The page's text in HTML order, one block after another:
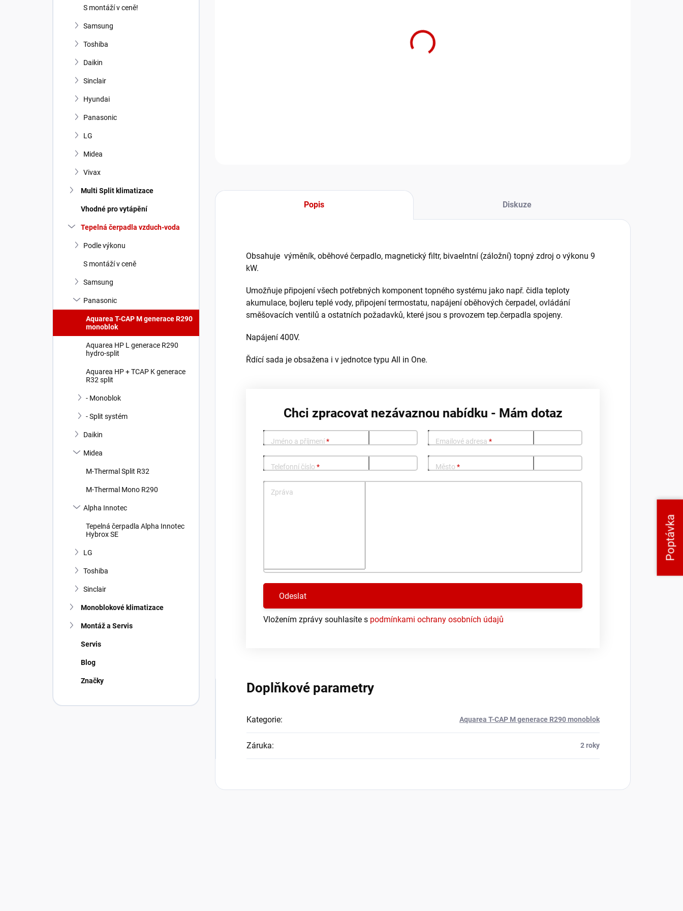
S montáží v ceně!
Samsung
Toshiba
Daikin
Sinclair
Hyundai
Panasonic
LG
Midea
Vivax
Multi Split klimatizace
Vhodné pro vytápění
Tepelná čerpadla vzduch-voda
Podle výkonu
S montáží v ceně
Samsung
Panasonic
Aquarea T-CAP M generace R290
monoblok
Aquarea HP L generace R290
hydro-split
Aquarea HP + TCAP K generace
R32 split
- Monoblok
- Split systém
Daikin
Midea
M-Thermal Split R32
M-Thermal Mono R290
Alpha Innotec
Tepelná čerpadla Alpha Innotec
Hybrox SE
LG
Toshiba
Sinclair
Monoblokové klimatizace
Montáž a Servis
Servis
Blog
Značky
hydrobox k tep.čerpadlům Aquarea Mono R290 který obsahuje
Popis Diskuze
Obsahuje výměník, oběhové čerpadlo, magnetický filtr, bivaelntní (záložní) topný zdroj o výkonu 9
kW.
Umožňuje připojení všech potřebných komponent topného systému jako např. čidla teploty
akumulace, bojleru teplé vody, připojení termostatu, napájení oběhových čerpadel, ovládání
směšovacích ventilů a ostatních požadavků, které jsou s provozem tep.čerpadla spojeny.
Napájení 400V.
Řdící sada je obsažena i v jednotce typu All in One.
Chci zpracovat nezávaznou nabídku - Mám dotaz
Jméno a příjmení* Emailové adresa *
Telefonní číslo * Město *
Zpráva
Vložením zprávy souhlasíte s podmínkami ochrany osobních údajů
Doplňkové parametry
Kategorie: Aquarea T-CAP M generace R290 monoblok
Záruka: 2 roky
Poptávka